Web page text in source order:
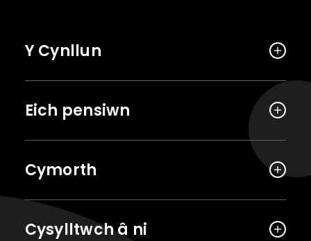
Y Cynllun
Eich pensiwn
Cymorth
Cysylltwch â ni